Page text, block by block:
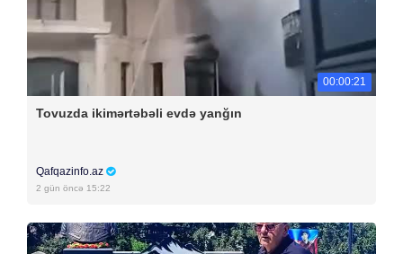
00:00:21
Tovuzda ikimərtəbəli evdə yanğın
Qafqazinfo.az
2 gün öncə 15:22